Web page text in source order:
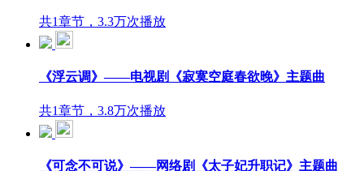
共1章节，3.3万次播放
《浮云调》——电视剧《寂寞空庭春欲晚》主题曲
共1章节，3.8万次播放
《可念不可说》——网络剧《太子妃升职记》主题曲